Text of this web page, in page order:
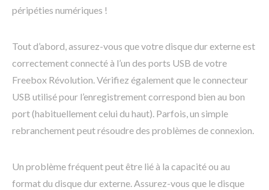
péripéties numériques !
Tout d’abord, assurez-vous que votre disque dur externe est
correctement connecté à l’un des ports USB de votre
Freebox Révolution. Vérifiez également que le connecteur
USB utilisé pour l’enregistrement correspond bien au bon
port (habituellement celui du haut). Parfois, un simple
rebranchement peut résoudre des problèmes de connexion.
Un problème fréquent peut être lié à la capacité ou au
format du disque dur externe. Assurez-vous que le disque